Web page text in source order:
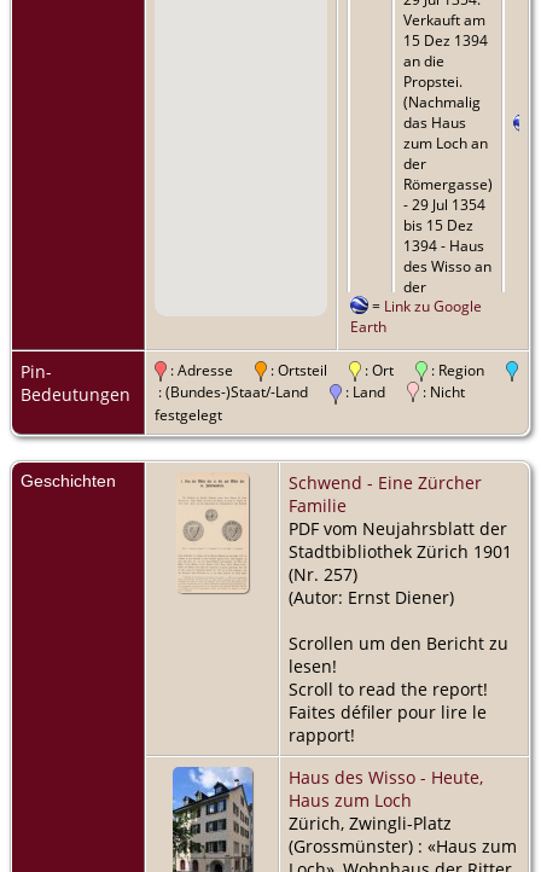
Verkauft am
15 Dez 1394
an die
Propstei.
(Nachmalig
das Haus
zum Loch an
der
Römergasse)
- 29 Jul 1354
bis 15 Dez
1394 - Haus
des Wisso an
der
Kirchgasse
= Link zu Google
Earth
Pin-
Bedeutungen
: Adresse : Ortsteil : Ort
: Region
: (Bundes-)Staat/-Land
: Land
: Nicht
festgelegt
Geschichten
Schwend - Eine Zürcher
Familie
PDF vom Neujahrsblatt der
Stadtbibliothek Zürich 1901
(Nr. 257)
(Autor: Ernst Diener)
Scrollen um den Bericht zu
lesen!
Scroll to read the report!
Faites défiler pour lire le
rapport!
Haus des Wisso - Heute,
Haus zum Loch
Zürich, Zwingli-Platz
(Grossmünster) : «Haus zum